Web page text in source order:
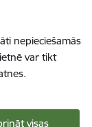
nepieciešamās
var tikt
visas